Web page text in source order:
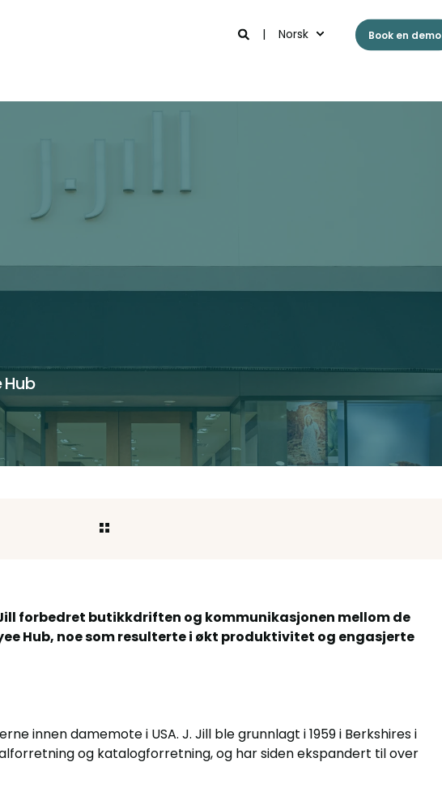
Norsk Book en demo
Hub
forbedret butikkdriften og kommunikasjonen mellom de
Hub, noe som resulterte i økt produktivitet og engasjerte
innen damemote i USA. J. Jill ble grunnlagt i 1959 i Berkshires i
og katalogforretning, og har siden ekspandert til over